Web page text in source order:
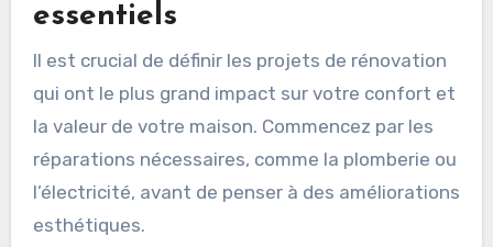
essentiels
Il est crucial de définir les projets de rénovation
qui ont le plus grand impact sur votre confort et
la valeur de votre maison. Commencez par les
réparations nécessaires, comme la plomberie ou
l’électricité, avant de penser à des améliorations
esthétiques.